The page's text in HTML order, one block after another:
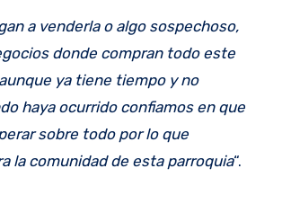
a venderla o algo sospechoso,
donde compran todo este
ya tiene tiempo y no
haya ocurrido confiamos en que
sobre todo por lo que
la comunidad de esta parroquia“.